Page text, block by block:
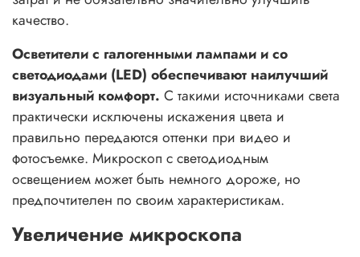
качество.
Осветители с галогенными лампами и со
светодиодами (LED) обеспечивают наилучший
визуальный комфорт. С такими источниками света
практически исключены искажения цвета и
правильно передаются оттенки при видео и
фотосъемке. Микроскоп с светодиодным
освещением может быть немного дороже, но
предпочтителен по своим характеристикам.
Увеличение микроскопа